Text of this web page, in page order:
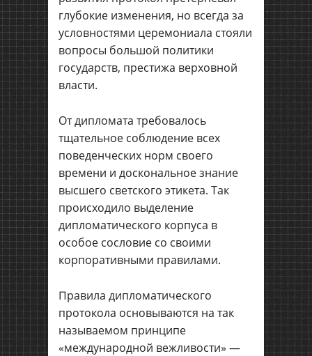
глубокие изменения, но всегда за
условностями церемониала стояли
вопросы большой политики
государств, престижа верховной
власти.
От дипломата требовалось
тщательное соблюдение всех
поведенческих норм своего
времени и доскональное знание
высшего светского этикета. Так
происходило выделение
дипломатического корпуса в
особое сословие со своими
корпоративными правилами.
Правила дипломатического
протокола основываются на так
называемом принципе
«международной вежливости» —